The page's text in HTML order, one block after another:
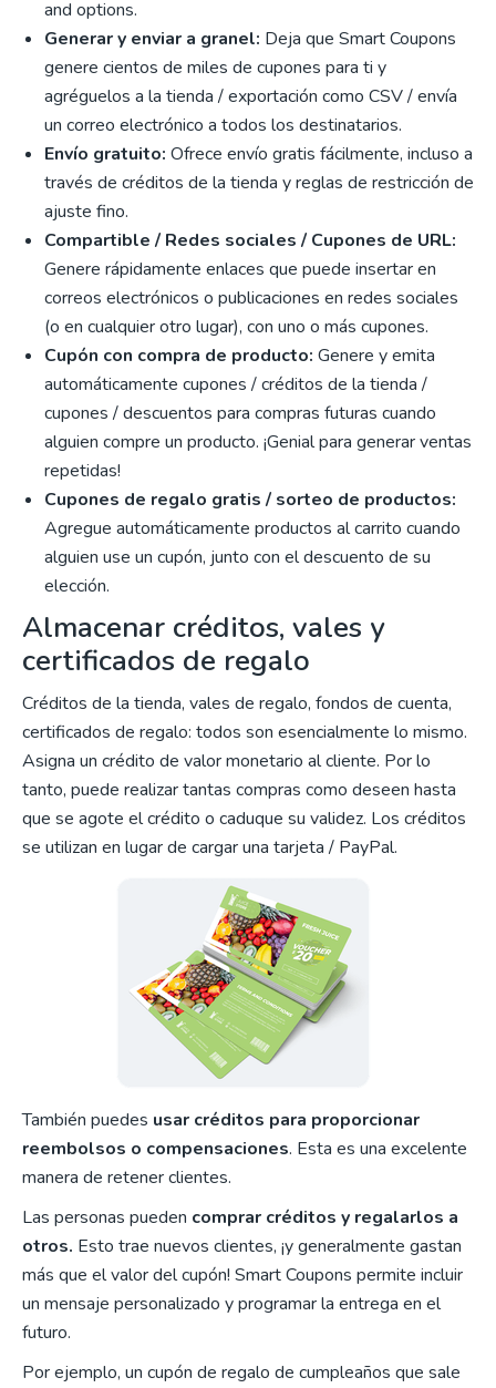
and options.
Generar y enviar a granel: Deja que Smart Coupons
genere cientos de miles de cupones para ti y
agréguelos a la tienda / exportación como CSV / envía
un correo electrónico a todos los destinatarios.
Envío gratuito: Ofrece envío gratis fácilmente, incluso a
través de créditos de la tienda y reglas de restricción de
ajuste fino.
Compartible / Redes sociales / Cupones de URL:
Genere rápidamente enlaces que puede insertar en
correos electrónicos o publicaciones en redes sociales
(o en cualquier otro lugar), con uno o más cupones.
Cupón con compra de producto: Genere y emita
automáticamente cupones / créditos de la tienda /
cupones / descuentos para compras futuras cuando
alguien compre un producto. ¡Genial para generar ventas
repetidas!
Cupones de regalo gratis / sorteo de productos:
Agregue automáticamente productos al carrito cuando
alguien use un cupón, junto con el descuento de su
elección.
Almacenar créditos, vales y
certificados de regalo
Créditos de la tienda, vales de regalo, fondos de cuenta,
certificados de regalo: todos son esencialmente lo mismo.
Asigna un crédito de valor monetario al cliente. Por lo
tanto, puede realizar tantas compras como deseen hasta
que se agote el crédito o caduque su validez. Los créditos
se utilizan en lugar de cargar una tarjeta / PayPal.
También puedes usar créditos para proporcionar
reembolsos o compensaciones. Esta es una excelente
manera de retener clientes.
Las personas pueden comprar créditos y regalarlos a
otros. Esto trae nuevos clientes, ¡y generalmente gastan
más que el valor del cupón! Smart Coupons permite incluir
un mensaje personalizado y programar la entrega en el
futuro.
Por ejemplo, un cupón de regalo de cumpleaños que sale